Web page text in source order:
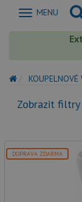
Zobrazit
MENU
KOUPELNOVÉ
Zobrazit filtry
DOPRAVA ZDARMA